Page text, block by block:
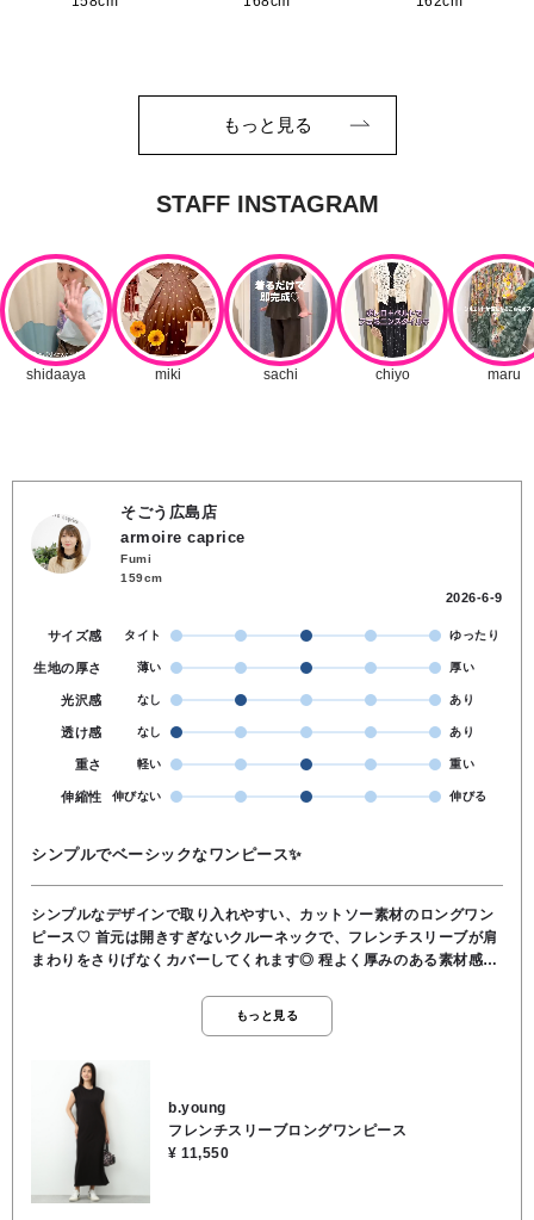
もっと見る
そごう広島店
armoire caprice
Fumi
159cm
2026-6-9
サイズ感 タイト ゆったり
生地の厚さ 薄い 厚い
光沢感 なし あり
透け感 なし あり
重さ 軽い 重い
伸縮性 伸びない 伸びる
シンプルでベーシックなワンピース✨
シンプルなデザインで取り入れやすい、カットソー素材のロングワン
ピース♡ 首元は開きすぎないクルーネックで、フレンチスリーブが肩
まわりをさりげなくカバーしてくれます◎ 程よく厚みのある素材感で
ャケットを羽織り、オンでもオフでも着回しのできる一枚です✨ ♦︎ 表
地 レーヨン65％ ナイロン30％ ポリウレタン5％ ♦︎ 裏地
後ろスリット入り
もっと見る
b.young
フレンチスリーブロングワンピース
¥ 11,550